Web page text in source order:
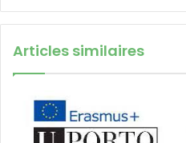
Articles similaires